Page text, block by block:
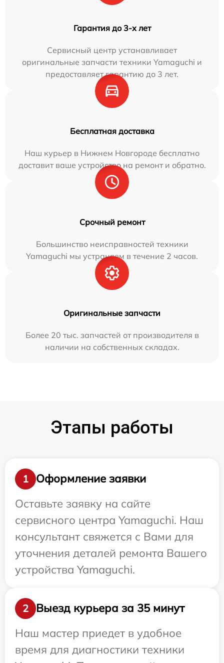
Гарантия до 3-х лет
Сервисный центр устанавливает
оригинальные запчасти техники Yamaguchi и
предоставляет гарантию до 3 лет.
Бесплатная доставка
Наш курьер в Нижнем Новгороде бесплатно
доставит ваше устройство на ремонт и обратно.
Срочный ремонт
Большинство неисправностей техники
Yamaguchi мы устраняем в течение 2 часов.
Оригинальные запчасти
Более 20 тыс. запчастей от производителя в
наличии на собственных складах.
Этапы работы
1
Оформление заявки
Оставьте заявку на сайте
сервисного центра Yamaguchi. Наш
консультант свяжется с Вами для
уточнения деталей ремонта Вашего
устройства Yamaguchi.
2
Выезд курьера за 35 минут
Наш мастер приедет в удобное
время для диагностики техники